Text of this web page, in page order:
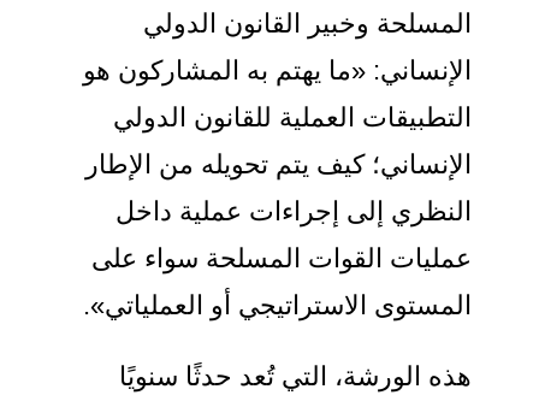
المسلحة وخبير القانون الدولي
الإنساني: «ما يهتم به المشاركون هو
التطبيقات العملية للقانون الدولي
الإنساني؛ كيف يتم تحويله من الإطار
النظري إلى إجراءات عملية داخل
عمليات القوات المسلحة سواء على
المستوى الاستراتيجي أو العملياتي».
هذه الورشة، التي تُعد حدثًا سنويًا